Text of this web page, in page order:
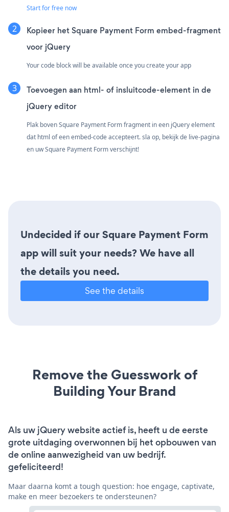
Start for free now
Kopieer het Square Payment Form embed-fragment
voor jQuery
Your code block will be available once you create your app
Toevoegen aan html- of insluitcode-element in de
jQuery editor
Plak boven Square Payment Form fragment in een jQuery element
dat html of een embed-code accepteert. sla op, bekijk de live-pagina
en uw Square Payment Form verschijnt!
Undecided if our Square Payment Form
app will suit your needs? We have all
the details you need.
See the details
Remove the Guesswork of
Building Your Brand
Als uw jQuery website actief is, heeft u de eerste
grote uitdaging overwonnen bij het opbouwen van
de online aanwezigheid van uw bedrijf.
gefeliciteerd!
Maar daarna komt a tough question: hoe engage, captivate,
make en meer bezoekers te ondersteunen?